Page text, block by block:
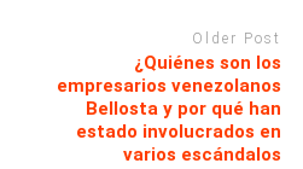
Older Post
¿Quiénes son los
empresarios venezolanos
Bellosta y por qué han
estado involucrados en
varios escándalos